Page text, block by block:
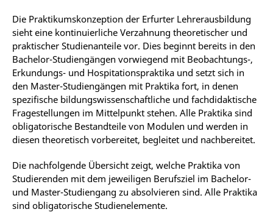
Die Praktikumskonzeption der Erfurter Lehrerausbildung
sieht eine kontinuierliche Verzahnung theoretischer und
praktischer Studienanteile vor. Dies beginnt bereits in den
Bachelor-Studiengängen vorwiegend mit Beobachtungs-,
Erkundungs- und Hospitationspraktika und setzt sich in
den Master-Studiengängen mit Praktika fort, in denen
spezifische bildungswissenschaftliche und fachdidaktische
Fragestellungen im Mittelpunkt stehen. Alle Praktika sind
obligatorische Bestandteile von Modulen und werden in
diesen theoretisch vorbereitet, begleitet und nachbereitet.
Die nachfolgende Übersicht zeigt, welche Praktika von
Studierenden mit dem jeweiligen Berufsziel im Bachelor-
und Master-Studiengang zu absolvieren sind. Alle Praktika
sind obligatorische Studienelemente.